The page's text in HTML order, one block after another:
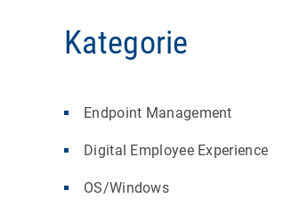
Kategorie
Endpoint Management
Digital Employee Experience
OS/Windows